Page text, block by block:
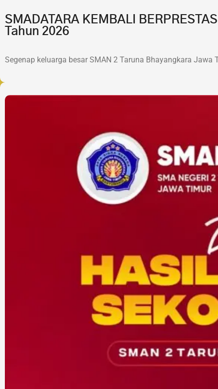
SMADATARA KEMBALI
Tahun 2026
Segenap keluarga besar SMAN 2 Taruna Bhayangkara Jawa